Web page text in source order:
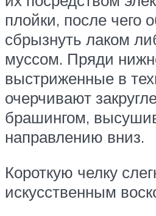
плойки, после чего
сбрызнуть лаком
муссом. Пряди
выстриженные в
очерчивают
брашингом,
направлению вниз.
Короткую челку
искусственным